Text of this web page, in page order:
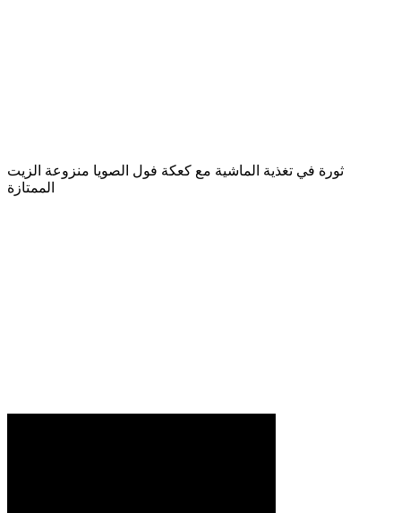
ثورة في تغذية الماشية مع كعكة فول الصويا منزوعة الزيت
الممتازة